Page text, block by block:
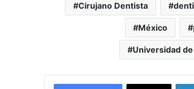
Cirujano Dentista
México
Universidad